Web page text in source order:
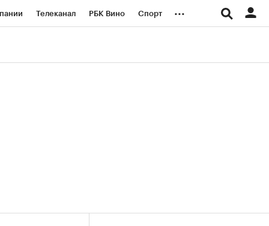
Телеканал РБК Вино Спорт ...